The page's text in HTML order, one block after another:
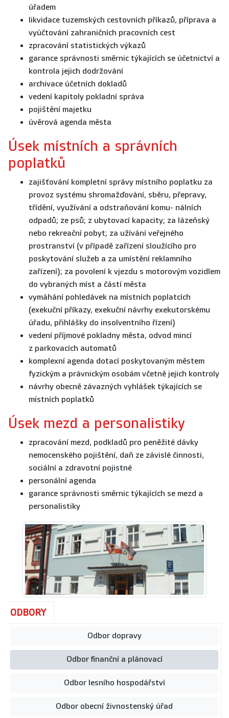
úřadem
likvidace tuzemských cestovních příkazů, příprava a
vyúčtování zahraničních pracovních cest
zpracování statistických výkazů
garance správnosti směrnic týkajících se účetnictví a
kontrola jejich dodržování
archivace účetních dokladů
vedení kapitoly pokladní správa
pojištění majetku
úvěrová agenda města
Úsek místních a správních
poplatků
zajišťování kompletní správy místního poplatku za
provoz systému shromažďování, sběru, přepravy,
třídění, využívání a odstraňování komu- nálních
odpadů; ze psů; z ubytovací kapacity; za lázeňský
nebo rekreační pobyt; za užívání veřejného
prostranství (v případě zařízení sloužícího pro
poskytování služeb a za umístění reklamního
zařízení); za povolení k vjezdu s motorovým vozidlem
do vybraných míst a částí města
vymáhání pohledávek na místních poplatcích
(exekuční příkazy, exekuční návrhy exekutorskému
úřadu, přihlášky do insolventního řízení)
vedení příjmové pokladny města, odvod mincí
z parkovacích automatů
komplexní agenda dotací poskytovaným městem
fyzickým a právnickým osobám včetně jejich kontroly
návrhy obecně závazných vyhlášek týkajících se
místních poplatků
Úsek mezd a personalistiky
zpracování mezd, podkladů pro peněžité dávky
nemocenského pojištění, daň ze závislé činnosti,
sociální a zdravotní pojistné
personální agenda
garance správnosti směrnic týkajících se mezd a
personalistiky
ODBORY
Odbor dopravy
Odbor finanční a plánovací
Odbor lesního hospodářství
Odbor obecní živnostenský úřad